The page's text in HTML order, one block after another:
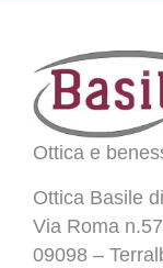
Ottica e
Ottica Basile
Via Roma
09098 –